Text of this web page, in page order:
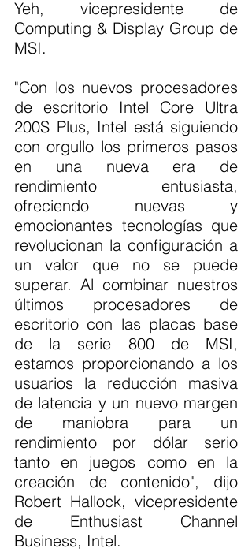
Yeh, vicepresidente de
Computing & Display Group de
MSI.
"Con los nuevos procesadores
de escritorio Intel Core Ultra
200S Plus, Intel está siguiendo
con orgullo los primeros pasos
en una nueva era de
rendimiento entusiasta,
ofreciendo nuevas y
emocionantes tecnologías que
revolucionan la configuración a
un valor que no se puede
superar. Al combinar nuestros
últimos procesadores de
escritorio con las placas base
de la serie 800 de MSI,
estamos proporcionando a los
usuarios la reducción masiva
de latencia y un nuevo margen
de maniobra para un
rendimiento por dólar serio
tanto en juegos como en la
creación de contenido", dijo
Robert Hallock, vicepresidente
de Enthusiast Channel
Business, Intel.